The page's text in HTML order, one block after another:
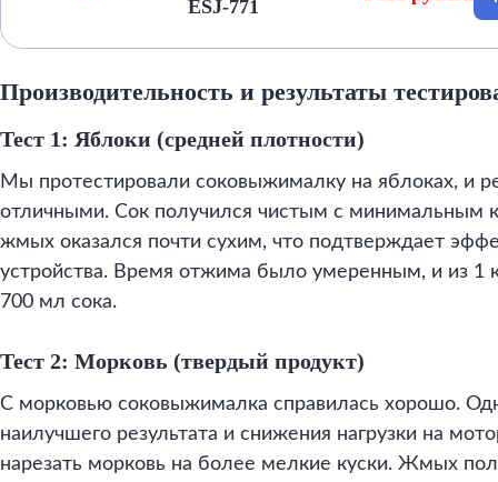
ESJ-771
Производительность и результаты
Тест 1: Яблоки (средней плотности)
Мы протестировали соковыжималку на яблоках, и
отличными. Сок получился чистым с минимальным
жмых оказался почти сухим, что подтверждает
устройства. Время отжима было умеренным, и из 1
700 мл сока.
Тест 2: Морковь (твердый продукт)
С морковью соковыжималка справилась хорошо.
наилучшего результата и снижения нагрузки на
нарезать морковь на более мелкие куски. Жмых